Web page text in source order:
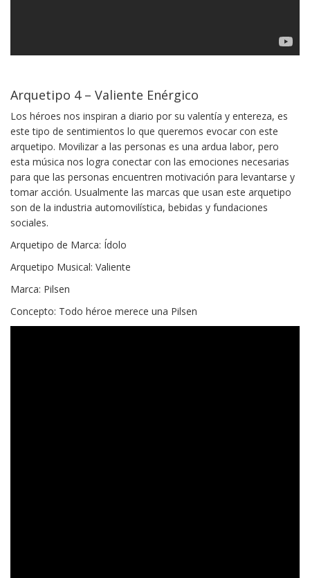
Arquetipo 4 – Valiente Enérgico
Los héroes nos inspiran a diario por su valentía y entereza, es
este tipo de sentimientos lo que queremos evocar con este
arquetipo. Movilizar a las personas es una ardua labor, pero
esta música nos logra conectar con las emociones necesarias
para que las personas encuentren motivación para levantarse y
tomar acción. Usualmente las marcas que usan este arquetipo
son de la industria automovilística, bebidas y fundaciones
sociales.
Arquetipo de Marca: Ídolo
Arquetipo Musical: Valiente
Marca: Pilsen
Concepto: Todo héroe merece una Pilsen